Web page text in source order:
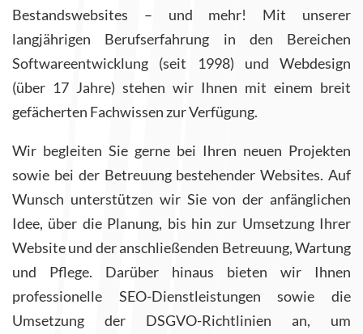
Bestandswebsites – und mehr! Mit unserer
langjährigen Berufserfahrung in den Bereichen
Softwareentwicklung (seit 1998) und Webdesign
(über 17 Jahre) stehen wir Ihnen mit einem breit
gefächerten Fachwissen zur Verfügung.
Wir begleiten Sie gerne bei Ihren neuen Projekten
sowie bei der Betreuung bestehender Websites. Auf
Wunsch unterstützen wir Sie von der anfänglichen
Idee, über die Planung, bis hin zur Umsetzung Ihrer
Website und der anschließenden Betreuung, Wartung
und Pflege. Darüber hinaus bieten wir Ihnen
professionelle SEO-Dienstleistungen sowie die
Umsetzung der DSGVO-Richtlinien an, um